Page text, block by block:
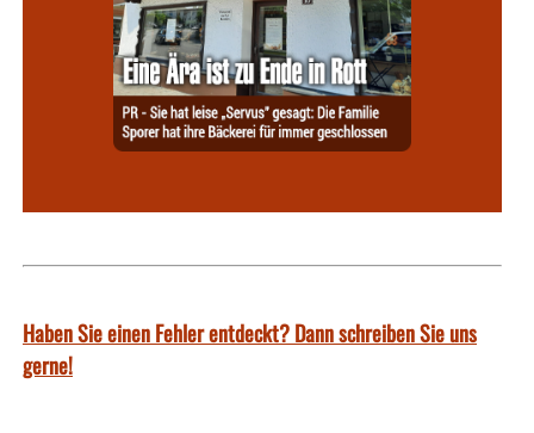
Haben Sie einen Fehler entdeckt? Dann schreiben Sie uns
gerne!